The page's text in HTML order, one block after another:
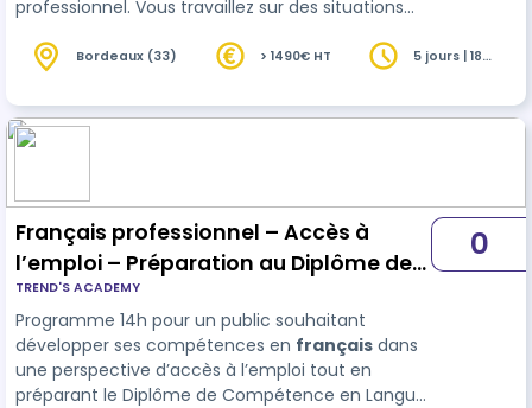
professionnel. Vous travaillez sur des situations
vente combiné au DCL.
Bordeaux (33) > 1490€ HT
5 jours | 18
Français professionnel – Accès à
l’emploi – Préparation au Diplôme de
Compétence en Langue (DCL) –
RS7591
TREND'S ACADEMY
Programme 14h pour un public souhaitant
développer ses compétences en français dans
une perspective d’accès à l’emploi tout en
préparant le Diplôme de Compétence en Langue
0